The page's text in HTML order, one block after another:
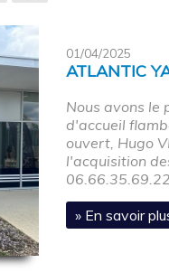
01/04/2025
ATLANTIC
Nous avons le
d'accueil
ouvert, Hugo
l'acquisition
» En savoir